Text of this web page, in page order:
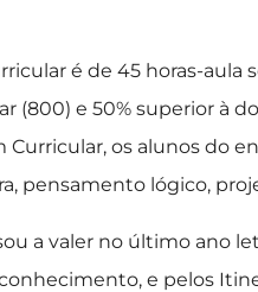
é de 45 horas-aula
e 50% superior à
Curricular, os alunos do
pensamento lógico,
a valer no último ano
e pelos